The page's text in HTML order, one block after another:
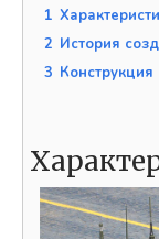
1
2 История
3